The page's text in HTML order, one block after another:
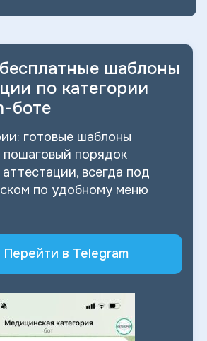
шаблоны
по категории
боте
готовые шаблоны
пошаговый порядок
всегда под
по удобному меню
Перейти в Telegram